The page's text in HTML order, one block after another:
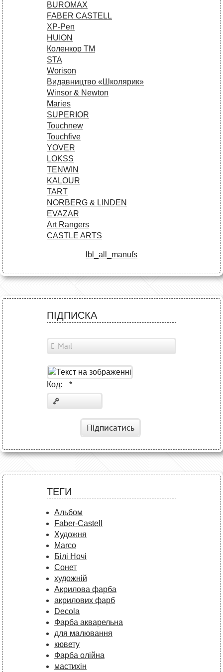
BUROMAX
FABER CASTELL
XP-Pen
HUION
Коленкор ТМ
STA
Worison
Видавництво «Школярик»
Winsor & Newton
Maries
SUPERIOR
Touchnew
Touchfive
YOVER
LOKSS
TENWIN
KALOUR
TART
NORBERG & LINDEN
EVAZAR
Art Rangers
CASTLE ARTS
lbl_all_manufs
ПІДПИСКА
Код: *
Підписатись
ТЕГИ
Альбом
Faber-Castell
Художня
Marco
Білі Ночі
Сонет
художній
Акрилова фарба
акрилових фарб
Decola
Фарба акварельна
для малювання
кювету
Фарба олійна
мастихін